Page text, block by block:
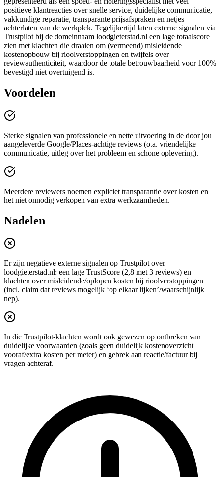
positieve klantreacties over snelle service, duidelijke communicatie,
vakkundige reparatie, transparante prijsafspraken en netjes
achterlaten van de werkplek. Tegelijkertijd laten externe signalen via
Trustpilot bij de domeinnaam loodgieterstad.nl een lage totaalscore
zien met klachten die draaien om (vermeend) misleidende
kostenopbouw bij rioolverstoppingen en twijfels over
reviewauthenticiteit, waardoor de totale betrouwbaarheid voor 100%
bevestigd niet overtuigend is.
Voordelen
Sterke signalen van professionele en nette uitvoering in de door jou
aangeleverde Google/Places-achtige reviews (o.a. vriendelijke
communicatie, uitleg over het probleem en schone oplevering).
Meerdere reviewers noemen expliciet transparantie over kosten en
het niet onnodig verkopen van extra werkzaamheden.
Nadelen
Er zijn negatieve externe signalen op Trustpilot over
loodgieterstad.nl: een lage TrustScore (2,8 met 3 reviews) en
klachten over misleidende/oplopen kosten bij rioolverstoppingen
(incl. claim dat reviews mogelijk ‘op elkaar lijken’/waarschijnlijk
nep).
In die Trustpilot-klachten wordt ook gewezen op ontbreken van
duidelijke voorwaarden (zoals geen duidelijk kostenoverzicht
vooraf/extra kosten per meter) en gebrek aan reactie/factuur bij
vragen achteraf.